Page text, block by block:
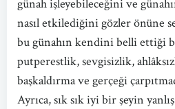
günah işleyebileceğini ve
nasıl etkilediğini gözler önüne
bu günahın kendini belli ettiği
putperestlik, sevgisizlik,
başkaldırma ve gerçeği
Ayrıca, sık sık iyi bir şeyin